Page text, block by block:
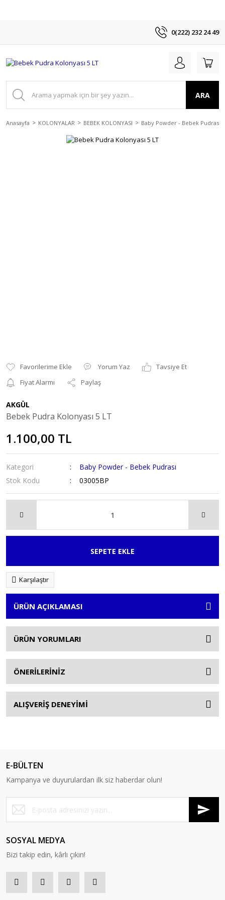
0(222) 232 24 49
ARA
Anasayfa KOLONYALAR BEBEK KOLONYASI Baby Powder - Bebek Pudrası
Yorum Yaz
Tavsiye Et
Fiyat Alarmı
Paylaş
AKGÜL
Bebek Pudra Kolonyası 5 LT
1.100,00 TL
Kategori
Baby Powder - Bebek Pudrası
Stok Kodu
03005BP
SEPETE EKLE
Karşılaştır
ÜRÜN AÇIKLAMASI
ÜRÜN YORUMLARI
ÖNERİLERİNİZ
ALIŞVERİŞ DENEYİMİ
E-BÜLTEN
Kampanya ve duyurulardan ilk siz haberdar olun!
SOSYAL MEDYA
Bizi takip edin, kârlı çıkın!